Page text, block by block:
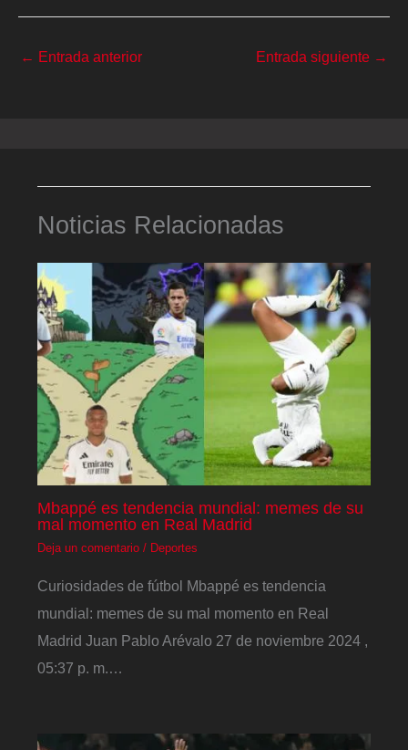
← Entrada anterior Entrada siguiente →
Noticias Relacionadas
Mbappé es tendencia mundial: memes de su
mal momento en Real Madrid
Deja un comentario / Deportes
Curiosidades de fútbol Mbappé es tendencia
mundial: memes de su mal momento en Real
Madrid Juan Pablo Arévalo 27 de noviembre 2024 ,
05:37 p. m.…